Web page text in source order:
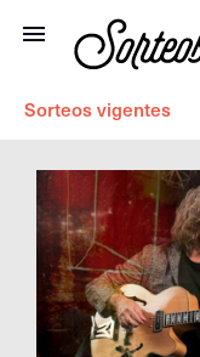
Sorteos vigentes